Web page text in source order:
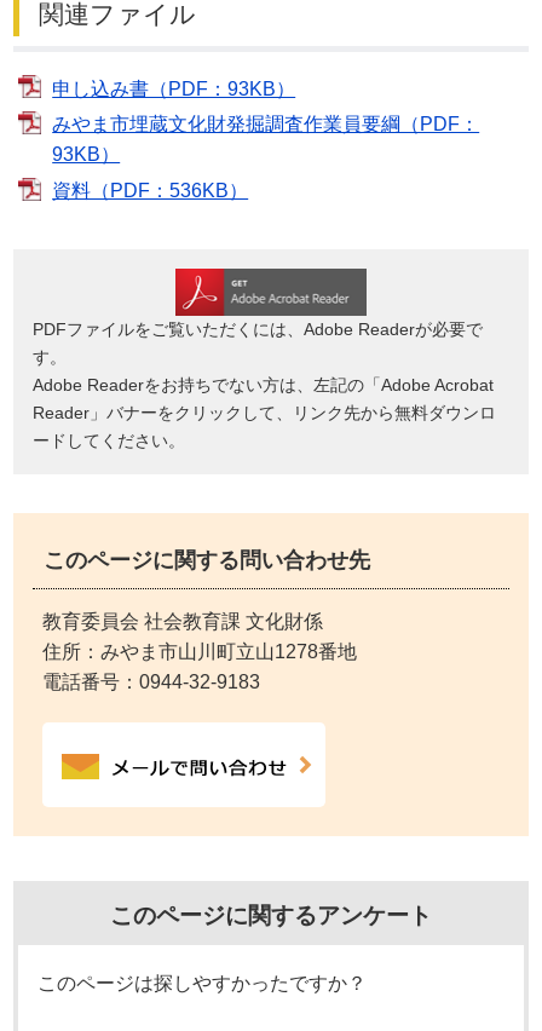
関連ファイル
申し込み書（PDF：93KB）
みやま市埋蔵文化財発掘調査作業員要綱（PDF：
93KB）
資料（PDF：536KB）
PDFファイルをご覧いただくには、Adobe Readerが必要で
す。
Adobe Readerをお持ちでない方は、左記の「Adobe Acrobat
Reader」バナーをクリックして、リンク先から無料ダウンロ
ードしてください。
このページに関する問い合わせ先
教育委員会 社会教育課 文化財係
住所：みやま市山川町立山1278番地
電話番号：0944-32-9183
このページに関するアンケート
このページは探しやすかったですか？